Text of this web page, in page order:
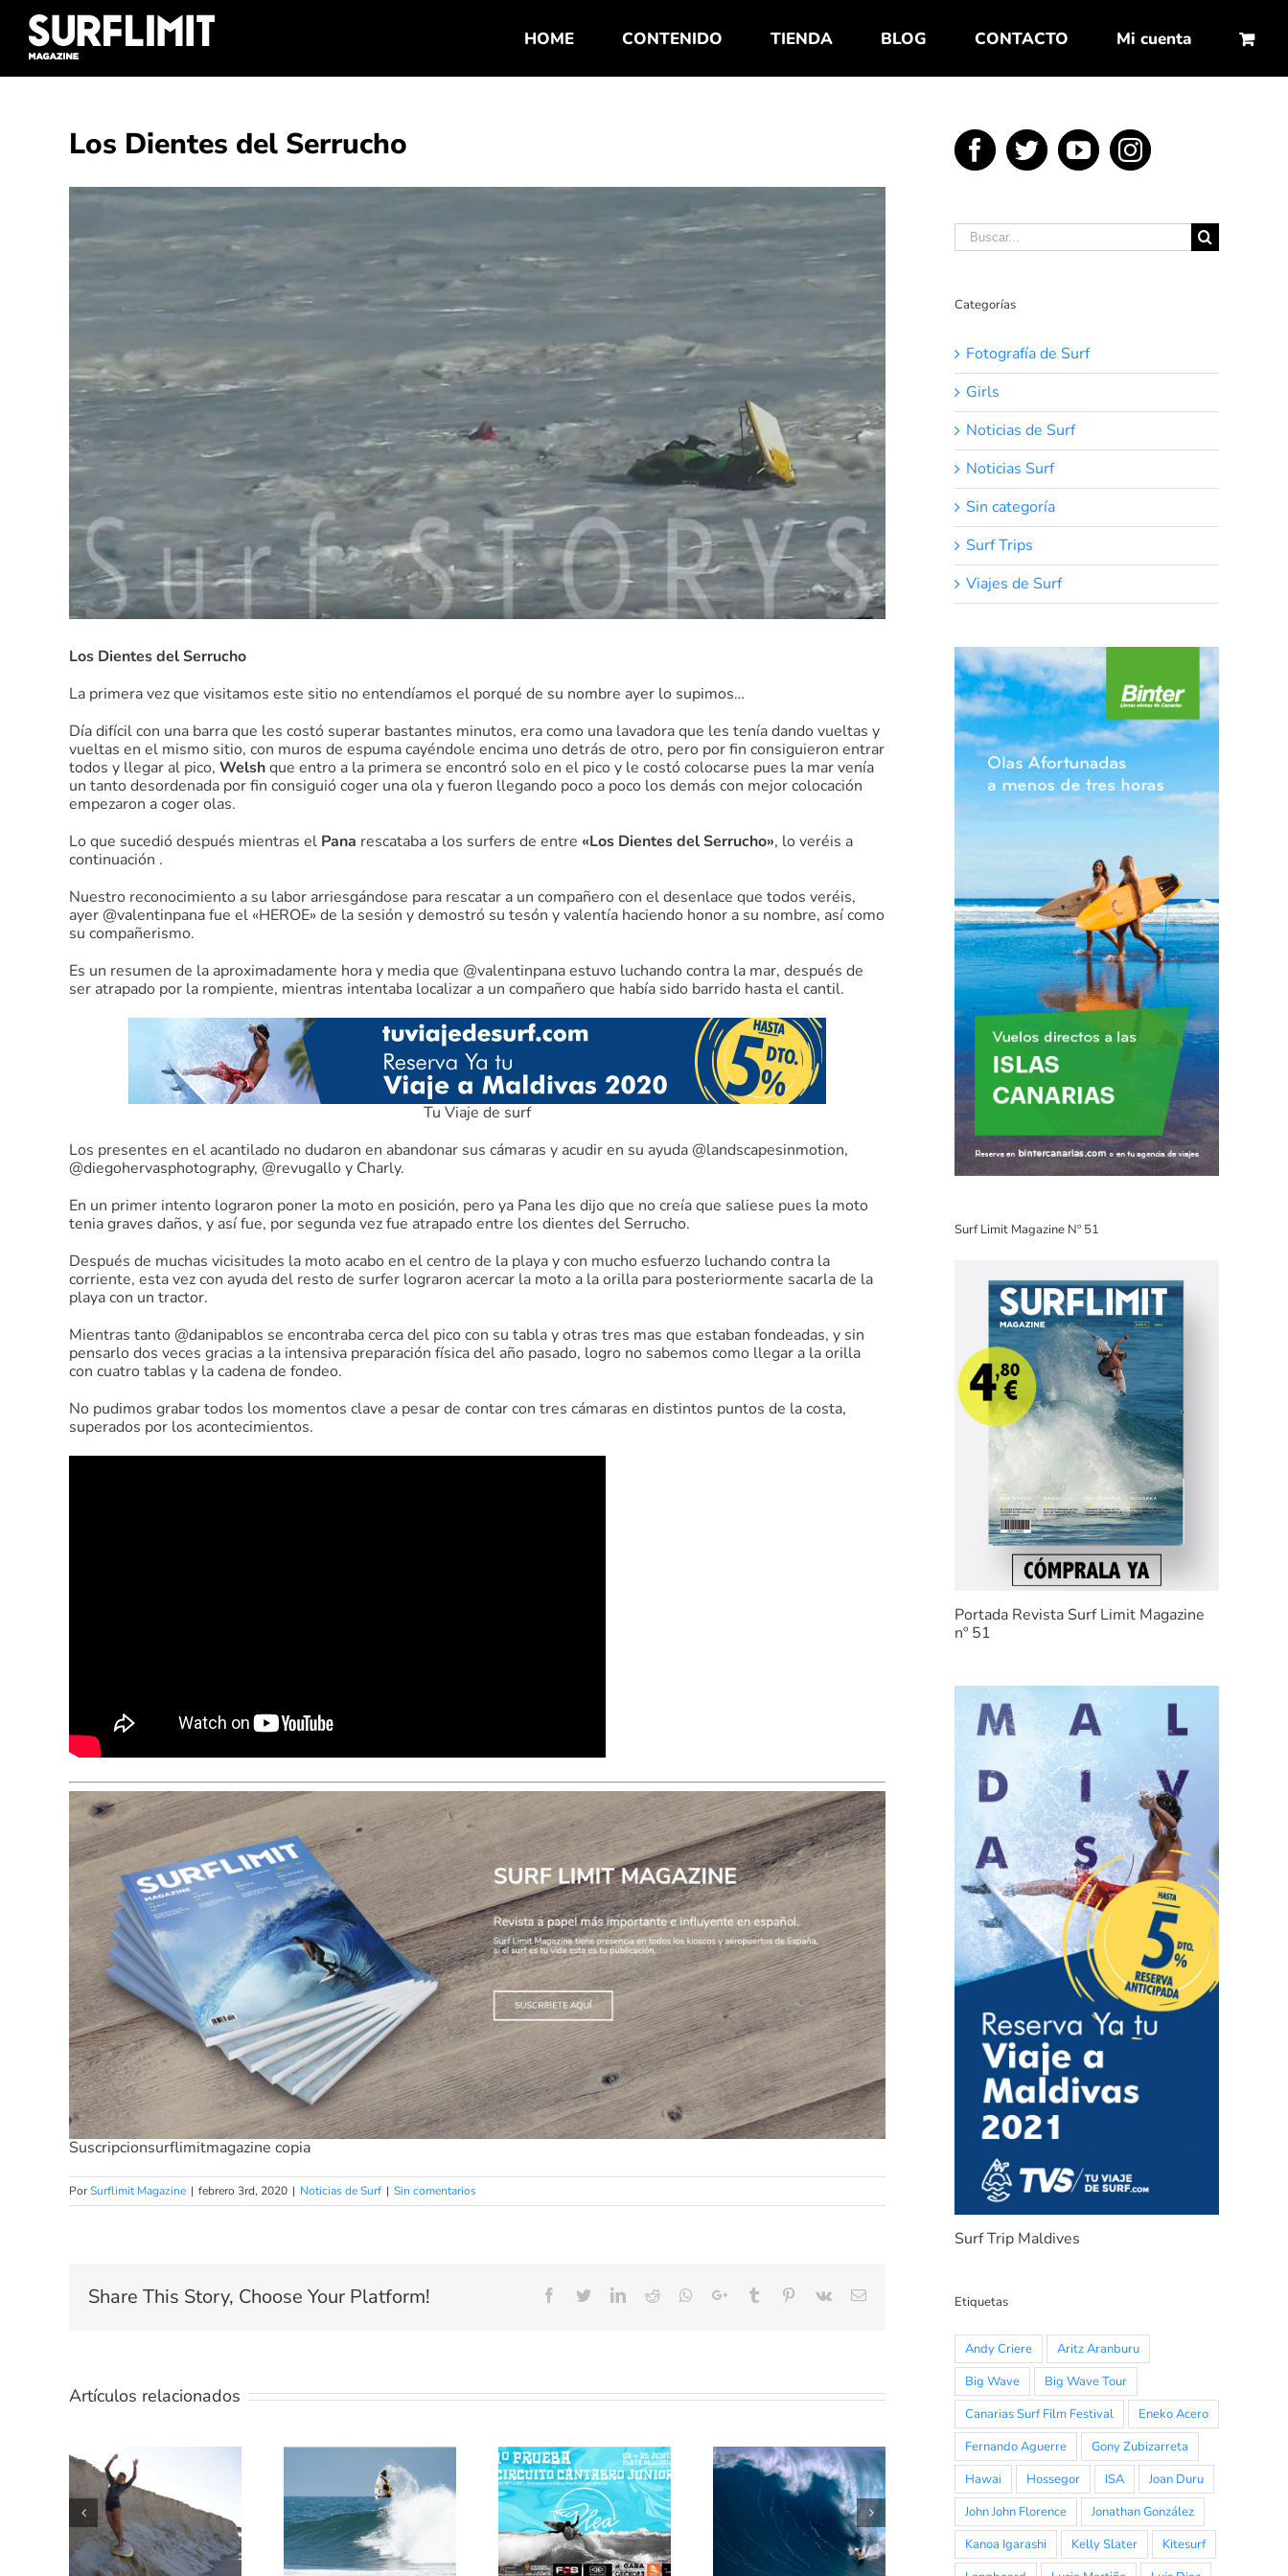
content
HOME CONTENIDO TIENDA BLOG CONTACTO Mi cuenta
Los Dientes del Serrucho
Ver
grande
Los Dientes del Serrucho
La primera vez que visitamos este sitio no entendíamos el porqué de su nombre ayer lo supimos…
Día difícil con una barra que les costó superar bastantes minutos, era como una lavadora que les tenía dando vueltas y
vueltas en el mismo sitio, con muros de espuma cayéndole encima uno detrás de otro, pero por fin consiguieron entrar
todos y llegar al pico, Welshque entro a la primera se encontró solo en el pico y le costó colocarse pues la mar venía
un tanto desordenada por fin consiguió coger una ola y fueron llegando poco a poco los demás con mejor colocación
empezaron a coger olas.
Lo que sucedió después mientras el Pana rescataba a los surfers de entre «Los Dientes del Serrucho», lo veréis a
continuación .
Nuestro reconocimiento a su labor arriesgándose para rescatar a un compañero con el desenlace que todos veréis,
ayer @valentinpana fue el «HEROE» de la sesión y demostró su tesón y valentía haciendo honor a su nombre, así como
su compañerismo.
Es un resumen de la aproximadamente hora y media que @valentinpana estuvo luchando contra la mar, después de
ser atrapado por la rompiente, mientras intentaba localizar a un compañero que había sido barrido hasta el cantil.
Tu Viaje de surf
Los presentes en el acantilado no dudaron en abandonar sus cámaras y acudir en su ayuda @landscapesinmotion,
@diegohervasphotography, @revugallo y Charly.
En un primer intento lograron poner la moto en posición, pero ya Pana les dijo que no creía que saliese pues la moto
tenia graves daños, y así fue, por segunda vez fue atrapado entre los dientes del Serrucho.
Después de muchas vicisitudes la moto acabo en el centro de la playa y con mucho esfuerzo luchando contra la
corriente, esta vez con ayuda del resto de surfer lograron acercar la moto a la orilla para posteriormente sacarla de la
playa con un tractor.
Mientras tanto @danipablos se encontraba cerca del pico con su tabla y otras tres mas que estaban fondeadas, y sin
pensarlo dos veces gracias a la intensiva preparación física del año pasado, logro no sabemos como llegar a la orilla
con cuatro tablas y la cadena de fondeo.
No pudimos grabar todos los momentos clave a pesar de contar con tres cámaras en distintos puntos de la costa,
superados por los acontecimientos.
Suscripcionsurflimitmagazine copia
PorSurflimit Magazine | febrero 3rd, 2020 | Noticias de Surf | Sin comentarios
Share This Story, Choose Your Platform! Facebook
TwitterLinkedIn
Reddit Whatsapp
Google+Tumblr Pinterest
Vk Email
Artículos relacionados
5 MEJORES
PELICULAS DE
SURF
TE
ENSEÑAMOS
UN POCO
SOBRE
Primera Prueba
del Circuito
Cántabro Junior
La Ola Gigante
Hawaiana
«JAWS»
HORARIOS RIP
CURL
GROMSEARCH
Buscar:
Categorías
Fotografía de Surf
Girls
Noticias de Surf
Noticias Surf
Sin categoría
Surf Trips
Viajes de Surf
Surf Limit Magazine Nº 51
Portada Revista Surf Limit Magazine
nº 51
Surf Trip Maldives
Etiquetas
Andy Criere
Aritz Aranburu
Big Wave
Big Wave Tour
Canarias Surf Film Festival
Eneko Acero
Fernando Aguerre
Gony Zubizarreta
Hawai
Hossegor ISA
Joan Duru
John John Florence
Jonathan González
Kanoa Igarashi
Kelly Slater
Kitesurf